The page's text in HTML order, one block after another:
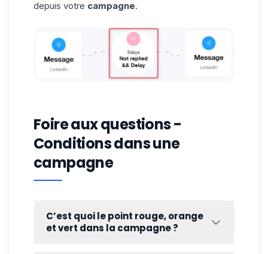
depuis votre campagne.
Foire aux questions -
Conditions dans une
campagne
C’est quoi le point rouge, orange
et vert dans la campagne ?